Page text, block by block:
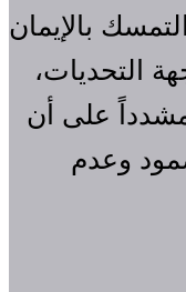
بالإيمان
التحديات،
على أن
وعدم